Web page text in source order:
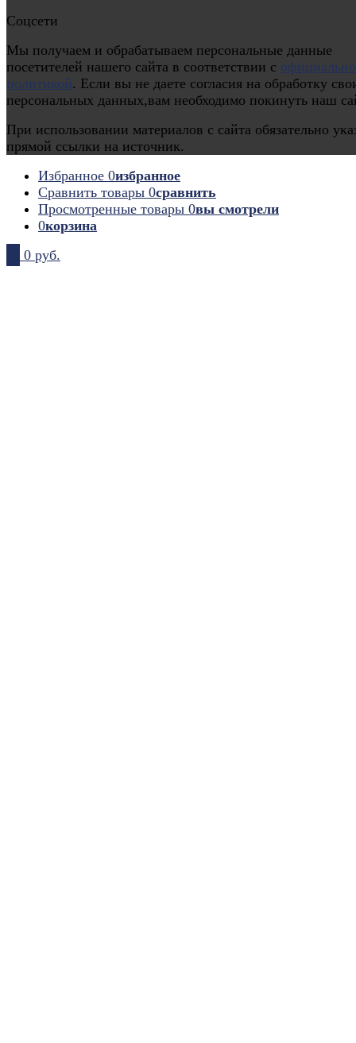
Соцсети
Мы получаем и обрабатываем персональные данные
посетителей нашего сайта в соответствии с
политикой. Если вы не даете согласия на обработку
персональных данных,вам необходимо покинуть наш
При использовании материалов с сайта обязательно
прямой ссылки на источник.
Избранное 0избранное
Сравнить товары 0сравнить
Просмотренные товары 0вы смотрели
0корзина
0 руб.